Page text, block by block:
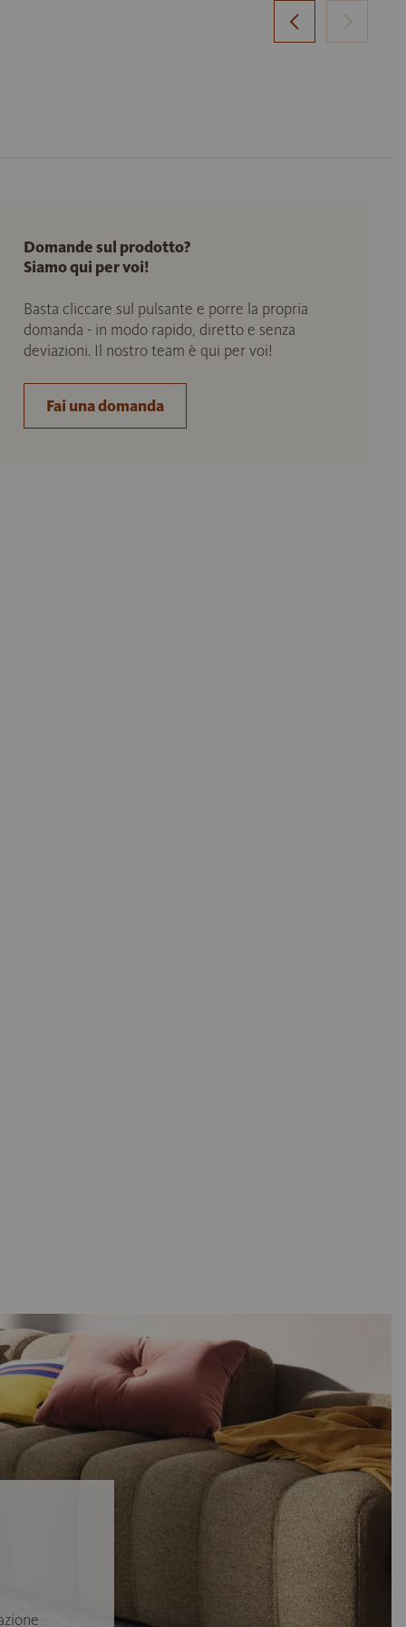
Domande sul prodotto?
Siamo qui per voi!
Basta cliccare sul pulsante e porre la propria
domanda - in modo rapido, diretto e senza
deviazioni. Il nostro team è qui per voi!
Fai una domanda